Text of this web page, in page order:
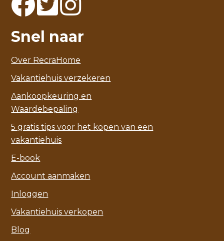
Snel naar
Over RecraHome
Vakantiehuis verzekeren
Aankoopkeuring en
Waardebepaling
5 gratis tips voor het kopen van een
vakantiehuis
E-book
Account aanmaken
Inloggen
Vakantiehuis verkopen
Blog